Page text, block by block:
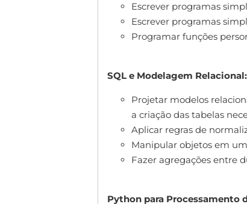
Escrever programas
Escrever programas
Programar funções
SQL e Modelagem Relacional:
Projetar modelos
a criação das tabelas
Aplicar regras de
Manipular objetos em
Fazer agregações entre
Python para Processamento